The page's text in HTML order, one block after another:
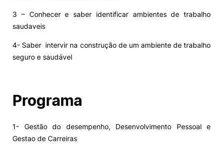
3 – Conhecer e saber identificar ambientes de trabalho
saudaveis
4- Saber intervir na construção de um ambiente de trabalho
seguro e saudável
Programa
1- Gestão do desempenho, Desenvolvimento Pessoal e
Gestao de Carreiras